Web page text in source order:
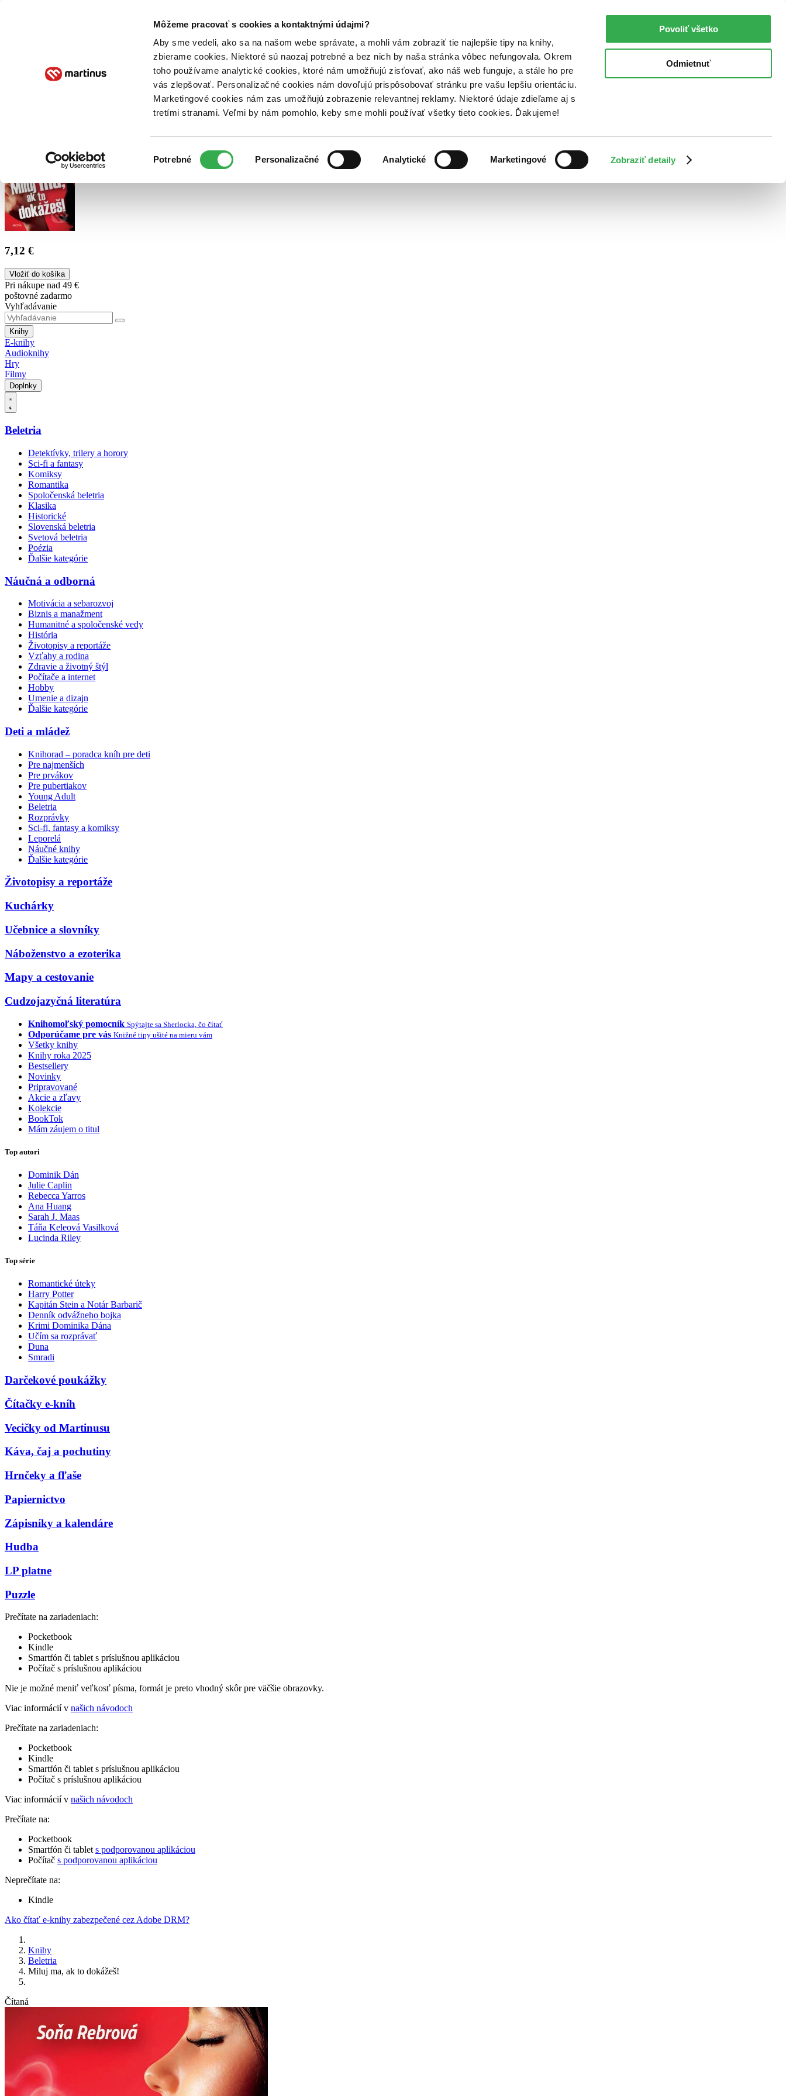
Môžeme pracovať s cookies a kontaktnými údajmi?
Aby sme vedeli, ako sa na našom webe správate, a mohli vám zobraziť tie najlepšie tipy na knihy,
zbierame cookies. Niektoré sú naozaj potrebné a bez nich by naša stránka vôbec nefungovala. Okrem
toho používame analytické cookies, ktoré nám umožňujú zisťovať, ako náš web funguje, a stále ho pre
vás zlepšovať. Personalizačné cookies nám dovoľujú prispôsobovať stránku pre vašu lepšiu orientáciu.
Marketingové cookies nám zas umožňujú zobrazenie relevantnej reklamy. Niektoré údaje zdieľame aj s
tretími stranami. Veľmi by nám pomohlo, keby sme mohli používať všetky tieto cookies. Ďakujeme!
súhlasu
Potrebné Personalizačné Analytické Marketingové Zobraziť detaily
Povoliť všetko
Odmietnuť
Poukážky Kontakt
7,12 €
Vložiť do košíka
Pri nákupe nad 49 €
poštovné zadarmo
Vyhľadávanie
Knihy
E-knihy
Audioknihy
Hry
Filmy
Doplnky
Beletria
Detektívky, trilery a horory
Sci-fi a fantasy
Komiksy
Romantika
Spoločenská beletria
Klasika
Historické
Slovenská beletria
Svetová beletria
Poézia
Ďalšie kategórie
Náučná a odborná
Motivácia a sebarozvoj
Biznis a manažment
Humanitné a spoločenské vedy
História
Životopisy a reportáže
Vzťahy a rodina
Zdravie a životný štýl
Počítače a internet
Hobby
Umenie a dizajn
Ďalšie kategórie
Deti a mládež
Knihorad – poradca kníh pre deti
Pre najmenších
Pre prvákov
Pre pubertiakov
Young Adult
Beletria
Rozprávky
Sci-fi, fantasy a komiksy
Leporelá
Náučné knihy
Ďalšie kategórie
Životopisy a reportáže
Kuchárky
Učebnice a slovníky
Náboženstvo a ezoterika
Mapy a cestovanie
Cudzojazyčná literatúra
Knihomoľský pomocník Spýtajte sa Sherlocka, čo čítať
Odporúčame pre vás Knižné tipy ušité na mieru vám
Všetky knihy
Knihy roka 2025
Bestsellery
Novinky
Pripravované
Akcie a zľavy
Kolekcie
BookTok
Mám záujem o titul
Top autori
Dominik Dán
Julie Caplin
Rebecca Yarros
Ana Huang
Sarah J. Maas
Táňa Keleová Vasilková
Lucinda Riley
Top série
Romantické úteky
Harry Potter
Kapitán Stein a Notár Barbarič
Denník odvážneho bojka
Krimi Dominika Dána
Učím sa rozprávať
Duna
Smradi
Darčekové poukážky
Čítačky e-kníh
Vecičky od Martinusu
Káva, čaj a pochutiny
Hrnčeky a fľaše
Papiernictvo
Zápisníky a kalendáre
Hudba
LP platne
Puzzle
Prečítate na zariadeniach:
Pocketbook
Kindle
Smartfón či tablet s príslušnou aplikáciou
Počítač s príslušnou aplikáciou
Nie je možné meniť veľkosť písma, formát je preto vhodný skôr pre väčšie obrazovky.
Viac informácií v našich návodoch
Prečítate na zariadeniach:
Pocketbook
Kindle
Smartfón či tablet s príslušnou aplikáciou
Počítač s príslušnou aplikáciou
Viac informácií v našich návodoch
Prečítate na:
Pocketbook
Smartfón či tablet s podporovanou aplikáciou
Počítač s podporovanou aplikáciou
Neprečítate na:
Kindle
Ako čítať e-knihy zabezpečené cez Adobe DRM?
Knihy
Beletria
Miluj ma, ak to dokážeš!
Čítaná